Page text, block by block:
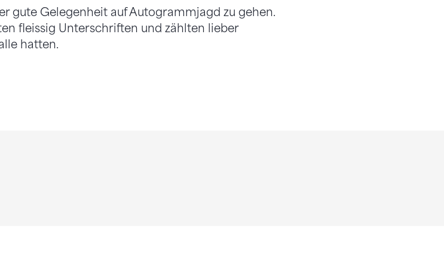
gute Gelegenheit auf Autogrammjagd zu gehen.
fleissig Unterschriften und zählten lieber
hatten.